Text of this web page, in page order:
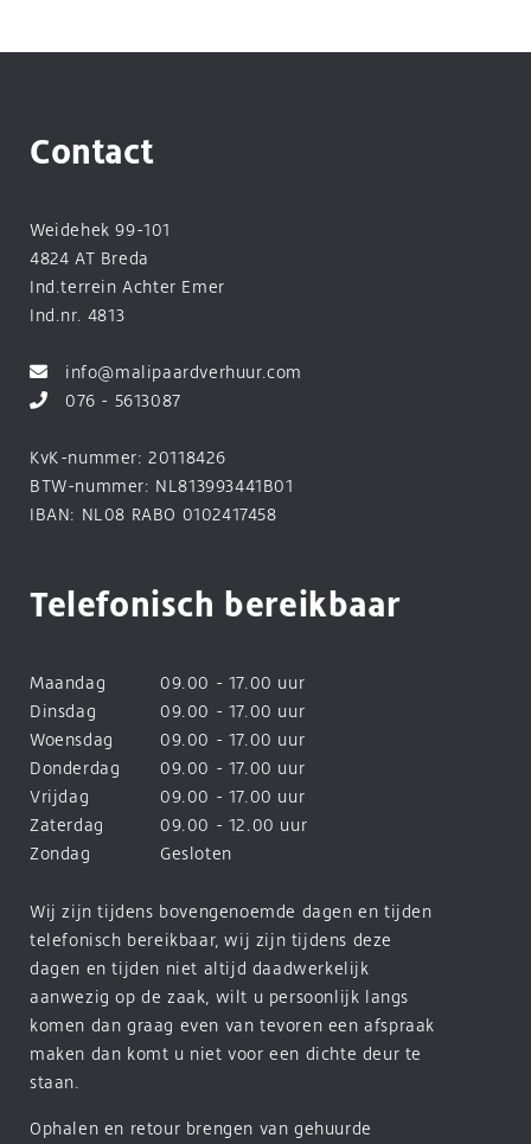
Contact
Weidehek 99-101
4824 AT Breda
Ind.terrein Achter Emer
Ind.nr. 4813
info@malipaardverhuur.com
076 - 5613087
KvK-nummer: 20118426
BTW-nummer: NL813993441B01
IBAN: NL08 RABO 0102417458
Telefonisch bereikbaar
Maandag
09.00 - 17.00 uur
Dinsdag
09.00 - 17.00 uur
Woensdag
09.00 - 17.00 uur
Donderdag
09.00 - 17.00 uur
Vrijdag
09.00 - 17.00 uur
Zaterdag
09.00 - 12.00 uur
Zondag
Gesloten
Wij zijn tijdens bovengenoemde dagen en tijden
telefonisch bereikbaar, wij zijn tijdens deze
dagen en tijden niet altijd daadwerkelijk
aanwezig op de zaak, wilt u persoonlijk langs
komen dan graag even van tevoren een afspraak
maken dan komt u niet voor een dichte deur te
staan.
Ophalen en retour brengen van gehuurde